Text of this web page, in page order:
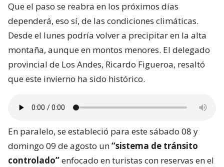
Que el paso se reabra en los próximos días
dependerá, eso sí, de las condiciones climáticas.
Desde el lunes podría volver a precipitar en la alta
montaña, aunque en montos menores. El delegado
provincial de Los Andes, Ricardo Figueroa, resaltó
que este invierno ha sido histórico.
En paralelo, se estableció para este sábado 08 y
domingo 09 de agosto un“sistema de tránsito
controlado”enfocado en turistas con reservas en el